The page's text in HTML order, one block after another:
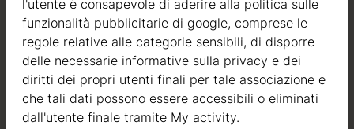
Il legno di abete nordico si distingue per le sue
caratteristiche ideali per la costruzione di case in legno. È
di colore molto chiaro, con pochi nodi ed è noto per la
sua resistenza al marciume, alla muffa ed agli insetti.
Oltre ad investire nel legname, continuiamo ad investire
l'utente è consapevole di aderire alla politica sulle
funzionalità pubblicitarie di google, comprese le
regole relative alle categorie sensibili, di disporre
delle necessarie informative sulla privacy e dei
diritti dei propri utenti finali per tale associazione e
che tali dati possono essere accessibili o eliminati
dall'utente finale tramite My activity.